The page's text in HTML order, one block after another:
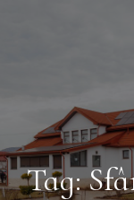
Tag: